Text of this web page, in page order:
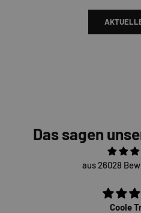
Das sagen
aus 26028
Coole